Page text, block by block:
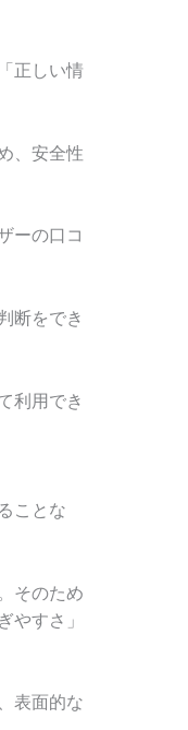
正しい情
、安全性
ーの口コ
断をでき
利用でき
ことな
そのため
やすさ」
表面的な